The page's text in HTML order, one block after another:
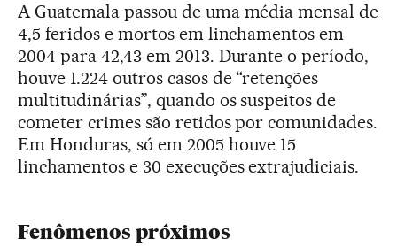
A Guatemala passou de uma média mensal de
4,5 feridos e mortos em linchamentos em
2004 para 42,43 em 2013. Durante o período,
houve 1.224 outros casos de “retenções
multitudinárias”, quando os suspeitos de
cometer crimes são retidos por comunidades.
Em Honduras, só em 2005 houve 15
linchamentos e 30 execuções extrajudiciais.
Fenômenos próximos